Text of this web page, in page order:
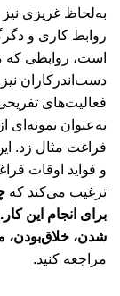
به‌لحاظ غریزی
روابط کاری و
است، روابطی که
دست‌اندرکاران
فعالیت‌های
به‌عنوان
فراغت مثال زد.
و فواید اوقات
ترغیب می‌کند که
برای انجام این
شدن، خلاق‌بودن،
مراجعه کنید.